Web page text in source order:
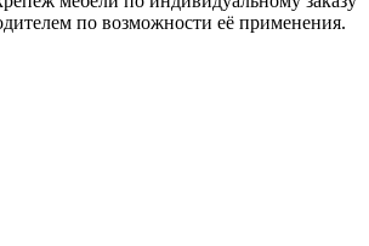
по возможности её применения.